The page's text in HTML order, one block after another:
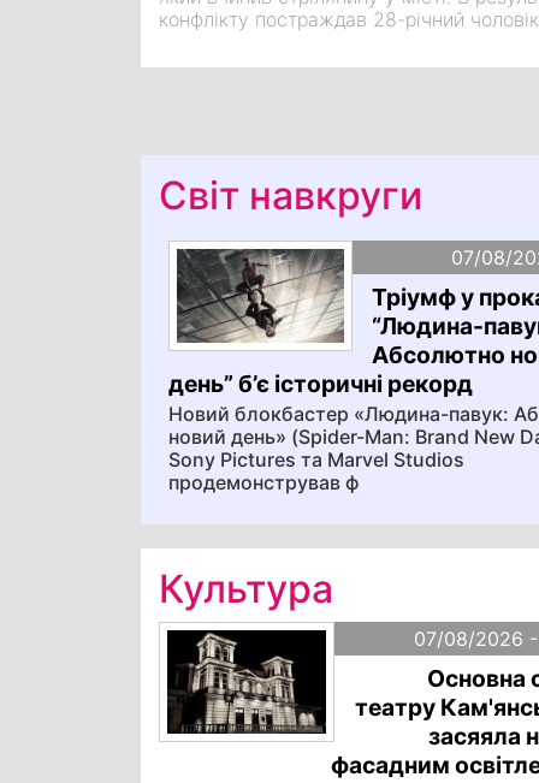
конфлікту постраждав 28-річний
Світ навкруги
07/08/
Тріумф у
“Людина-
Абсолютно
день” б’є історичні рекорд
Новий блокбастер «Людина-павук:
новий день» (Spider-Man: Brand New
Sony Pictures та Marvel Studios
продемонстрував ф
Культура
07/08/2026 -
Основна
театру
засяяла
фасадним